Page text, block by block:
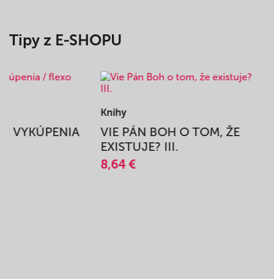
Tipy z E-SHOPU
VYKÚPENIA
Knihy
VIE PÁN BOH O TOM, ŽE
EXISTUJE? III.
8,64 €